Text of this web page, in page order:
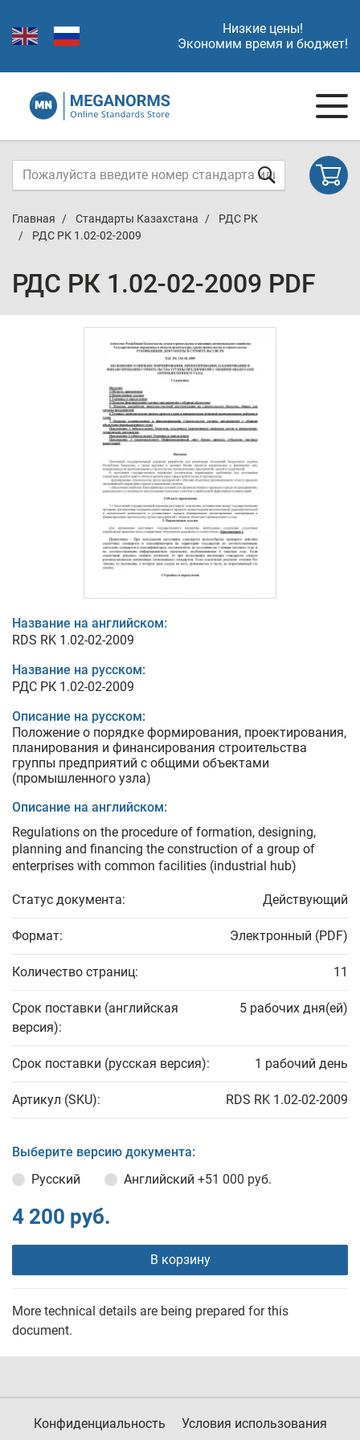
Низкие цены!
Экономим время и бюджет!
Главная Стандарты Казахстана
РДС РК
РДС РК 1.02-02-2009
РДС РК 1.02-02-2009 PDF
Название на английском:
RDS RK 1.02-02-2009
Название на русском:
РДС РК 1.02-02-2009
Описание на русском:
Положение о порядке формирования, проектирования,
планирования и финансирования строительства
группы предприятий с общими объектами
(промышленного узла)
Описание на английском:
Regulations on the procedure of formation, designing,
planning and financing the construction of a group of
enterprises with common facilities (industrial hub)
Статус документа: Действующий
Формат: Электронный (PDF)
Количество страниц: 11
Срок поставки (английская
версия):
5 рабочих дня(ей)
Срок поставки (русская версия): 1 рабочий день
Артикул (SKU): RDS RK 1.02-02-2009
Выберите версию документа:
Русский
Английский +51 000 руб.
4 200 руб.
В корзину
More technical details are being prepared for this
document.
Конфиденциальность Условия использования